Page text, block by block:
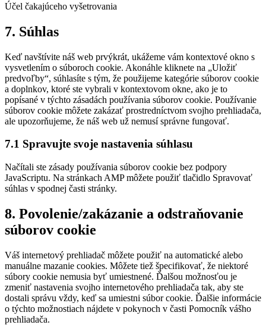
Účel čakajúceho vyšetrovania
Consent
to
rôzne
7. Súhlas
Keď navštívite náš web prvýkrát, ukážeme vám kontextové okno s
vysvetlením o súboroch cookie. Akonáhle kliknete na „Uložiť
predvoľby“, súhlasíte s tým, že použijeme kategórie súborov cookie
a doplnkov, ktoré ste vybrali v kontextovom okne, ako je to
popísané v týchto zásadách používania súborov cookie. Používanie
súborov cookie môžete zakázať prostredníctvom svojho prehliadača,
ale upozorňujeme, že náš web už nemusí správne fungovať.
7.1 Spravujte svoje nastavenia súhlasu
Načítali ste zásady používania súborov cookie bez podpory
JavaScriptu. Na stránkach AMP môžete použiť tlačidlo Spravovať
súhlas v spodnej časti stránky.
8. Povolenie/zakázanie a odstraňovanie
súborov cookie
Váš internetový prehliadač môžete použiť na automatické alebo
manuálne mazanie cookies. Môžete tiež špecifikovať, že niektoré
súbory cookie nemusia byť umiestnené. Ďalšou možnosťou je
zmeniť nastavenia svojho internetového prehliadača tak, aby ste
dostali správu vždy, keď sa umiestni súbor cookie. Ďalšie informácie
o týchto možnostiach nájdete v pokynoch v časti Pomocník vášho
prehliadača.